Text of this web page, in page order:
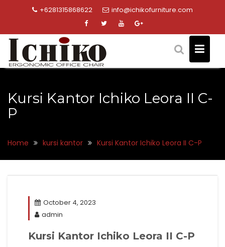
+6281315868622 info@ichikofurniture.com
Kursi Kantor Ichiko Leora II C-
P
Home kursi kantor Kursi Kantor Ichiko Leora II C-P
October 4, 2023
admin
Kursi Kantor Ichiko Leora II C-P